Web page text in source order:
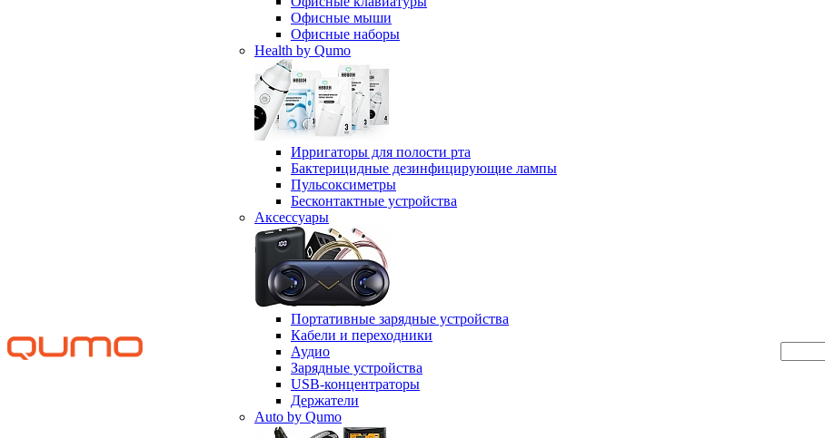
Офисные мыши
Офисные наборы
Health by Qumo
Ирригаторы для полости рта
Бактерицидные дезинфицирующие лампы
Пульсоксиметры
Бесконтактные устройства
Аксессуары
Портативные зарядные устройства
Кабели и переходники
Аудио
Зарядные устройства
USB-концентраторы
Держатели
Auto by Qumo